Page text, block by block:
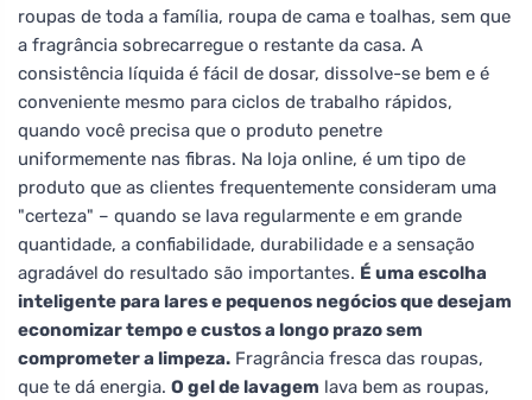
roupas de toda a família, roupa de cama e toalhas, sem que
a fragrância sobrecarregue o restante da casa. A
consistência líquida é fácil de dosar, dissolve-se bem e é
conveniente mesmo para ciclos de trabalho rápidos,
quando você precisa que o produto penetre
uniformemente nas fibras. Na loja online, é um tipo de
produto que as clientes frequentemente consideram uma
"certeza" – quando se lava regularmente e em grande
quantidade, a confiabilidade, durabilidade e a sensação
agradável do resultado são importantes. É uma escolha
inteligente para lares e pequenos negócios que desejam
economizar tempo e custos a longo prazo sem
comprometer a limpeza. Fragrância fresca das roupas,
que te dá energia. O gel de lavagem lava bem as roupas,